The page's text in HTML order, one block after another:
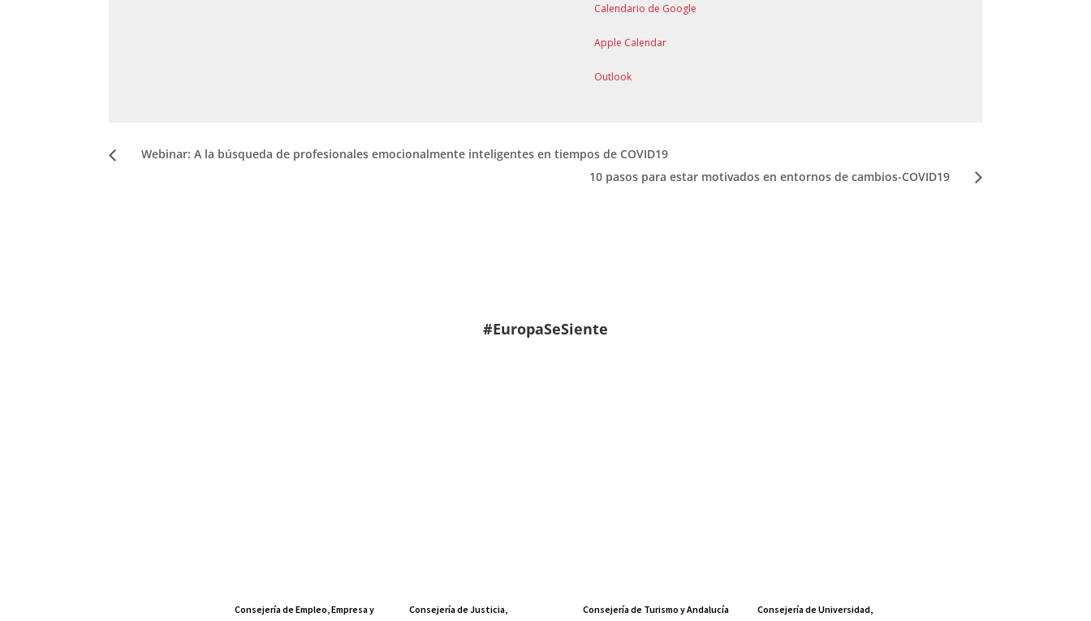
Calendario de Google
Apple Calendar
Outlook
Webinar: A la búsqueda de profesionales emocionalmente inteligentes en tiempos de COVID19
10 pasos para estar motivados en entornos de cambios-COVID19
#EuropaSeSiente
Consejería de Empleo, Empresa y
Consejería de Justicia,
Consejería de Turismo y Andalucía
Consejería de Universidad,